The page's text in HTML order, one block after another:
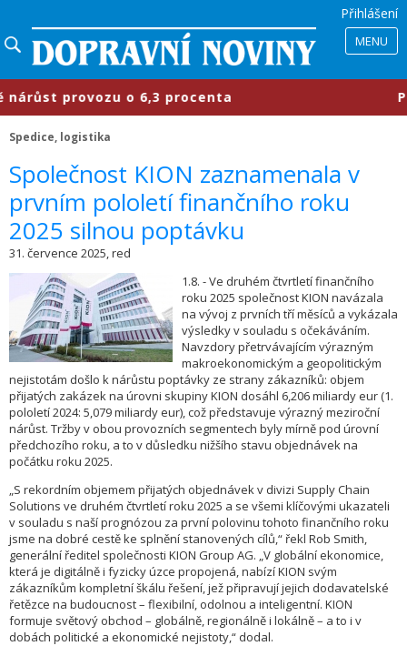
Přihlášení
MENU
provozu o 6,3 procenta
Spedice, logistika
​Společnost KION zaznamenala v
prvním pololetí finančního roku
2025 silnou poptávku
31. července 2025, red
1.8. - Ve druhém čtvrtletí finančního
roku 2025 společnost KION navázala
na vývoj z prvních tří měsíců a vykázala
výsledky v souladu s očekáváním.
Navzdory přetrvávajícím výrazným
makroekonomickým a geopolitickým
nejistotám došlo k nárůstu poptávky ze strany zákazníků: objem
přijatých zakázek na úrovni skupiny KION dosáhl 6,206 miliardy eur (1.
pololetí 2024: 5,079 miliardy eur), což představuje výrazný meziroční
nárůst. Tržby v obou provozních segmentech byly mírně pod úrovní
předchozího roku, a to v důsledku nižšího stavu objednávek na
počátku roku 2025.
„S rekordním objemem přijatých objednávek v divizi Supply Chain
Solutions ve druhém čtvrtletí roku 2025 a se všemi klíčovými ukazateli
v souladu s naší prognózou za první polovinu tohoto finančního roku
jsme na dobré cestě ke splnění stanovených cílů,“ řekl Rob Smith,
generální ředitel společnosti KION Group AG. „V globální ekonomice,
která je digitálně i fyzicky úzce propojená, nabízí KION svým
zákazníkům kompletní škálu řešení, jež připravují jejich dodavatelské
řetězce na budoucnost – flexibilní, odolnou a inteligentní. KION
formuje světový obchod – globálně, regionálně i lokálně – a to i v
dobách politické a ekonomické nejistoty,“ dodal.